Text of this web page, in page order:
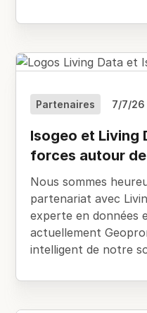
Partenaires 7/7/26
Isogeo et Living
forces autour
Nous sommes
partenariat avec
experte en données
actuellement
intelligent de notre